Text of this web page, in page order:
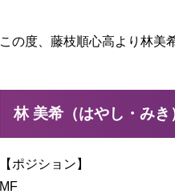
この度、藤枝順心高より林美
林 美希（はやし・みき
【ポジション】
MF